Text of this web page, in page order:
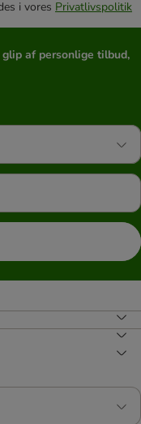
i vores Privatlivspolitik
glip af personlige tilbud,